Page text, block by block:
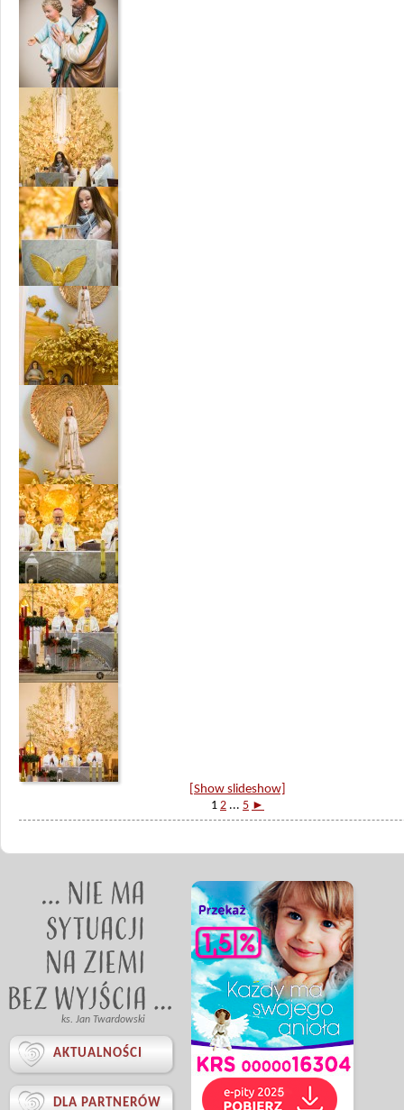
[Show slideshow]
1 2 ... 5 ►
ks. Jan Twardowski
 AKTUALNOŚCI
 DLA PARTNERÓW